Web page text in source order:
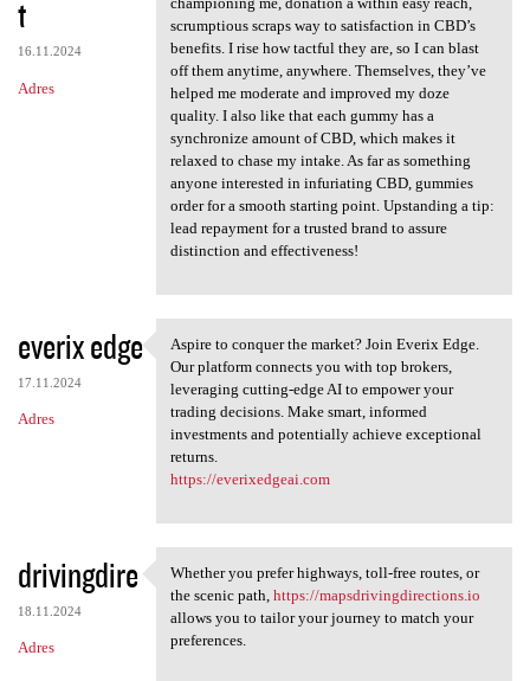
t
16.11.2024
Adres
scrumptious scraps way to satisfaction in CBD’s
benefits. I rise how tactful they are, so I can blast
off them anytime, anywhere. Themselves, they’ve
helped me moderate and improved my doze
quality. I also like that each gummy has a
synchronize amount of CBD, which makes it
relaxed to chase my intake. As far as something
anyone interested in infuriating CBD, gummies
order for a smooth starting point. Upstanding a tip:
lead repayment for a trusted brand to assure
distinction and effectiveness!
everix edge
17.11.2024
Adres
Aspire to conquer the market?
Aspire to conquer the market? Join Everix Edge.
Our platform connects you with top brokers,
leveraging cutting-edge AI to empower your
trading decisions. Make smart, informed
investments and potentially achieve exceptional
returns.
https://everixedgeai.com
drivingdire
18.11.2024
Adres
Whether you prefer highways,
Whether you prefer highways, toll-free routes, or
the scenic path, https://mapsdrivingdirections.io
allows you to tailor your journey to match your
preferences.